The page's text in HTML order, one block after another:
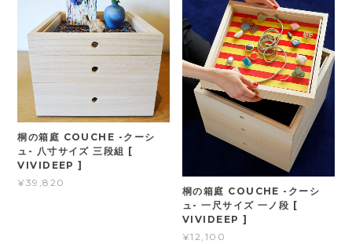
桐の箱庭 COUCHE -クーシ
ュ- 八寸サイズ 三段組 [
VIVIDEEP ]
¥39,820
桐の箱庭 COUCHE -クーシ
ュ- 一尺サイズ 一ノ段 [
VIVIDEEP ]
¥12,100